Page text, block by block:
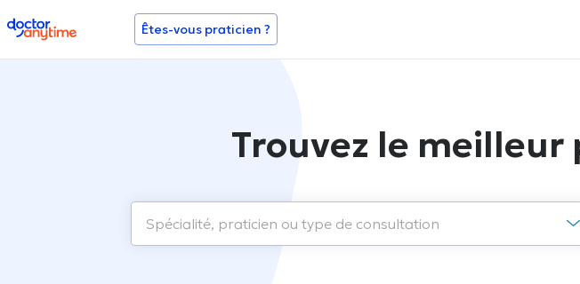
doctoranytime Êtes-vous praticien ?
Trouvez le